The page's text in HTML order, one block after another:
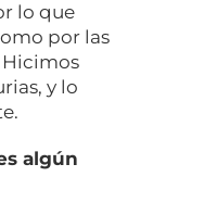
lo que
por las
Hicimos
y lo
algún